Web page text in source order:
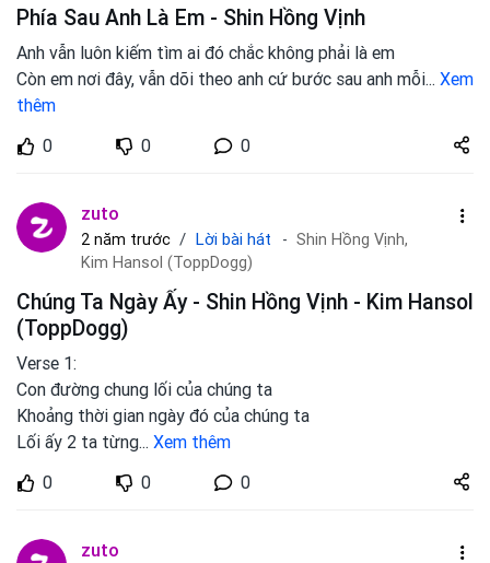
Phía Sau Anh Là Em - Shin Hồng Vịnh
Anh vẫn luôn kiếm tìm ai đó chắc không phải là em
Còn em nơi đây, vẫn dõi theo anh cứ bước sau anh mỗi... Xem
thêm
0
0 0
Share
zuto.vn
zuto
2 năm trước Lời bài hát
Shin Hồng Vịnh,
Kim Hansol (ToppDogg)
Chúng Ta Ngày Ấy - Shin Hồng Vịnh - Kim Hansol
(ToppDogg)
Verse 1:
Con đường chung lối của chúng ta
Khoảng thời gian ngày đó của chúng ta
Lối ấy 2 ta từng... Xem thêm
0
0 0
Share
zuto.vn
zuto